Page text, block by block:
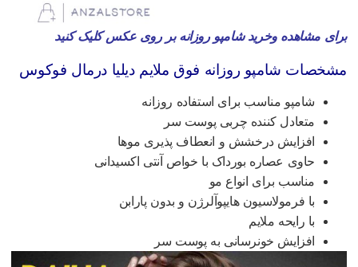
مشاهده وخرید شامپو روزانه بر روی عکس کلیک کنید
شامپو روزانه فوق ملایم دیلیا درمال فوکوس
شامپو مناسب برای استفاده روزانه
متعادل کننده چربی پوست سر
افزایش درخشش و انعطاف پذیری موها
حاوی عصاره بورداک با خواص آنتی اکسیدانی
مناسب برای انواع مو
با فرمولاسیون هایپوآلرژن و بدون پارابن
با رایحه ملایم
افزایش خونرسانی به پوست سر